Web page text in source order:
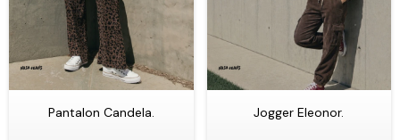
Pantalon Candela. Jogger Eleonor.